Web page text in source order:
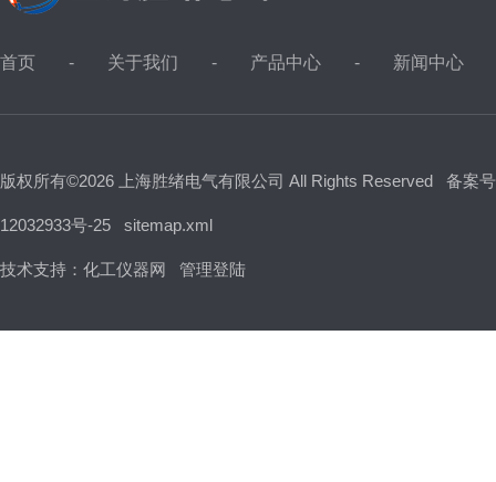
首页 关于我们 产品中心 新闻中心
版权所有©2026 上海胜绪电气有限公司 All Rights Reserved 备案
12032933号-25 sitemap.xml
技术支持： 化工仪器网 管理登陆